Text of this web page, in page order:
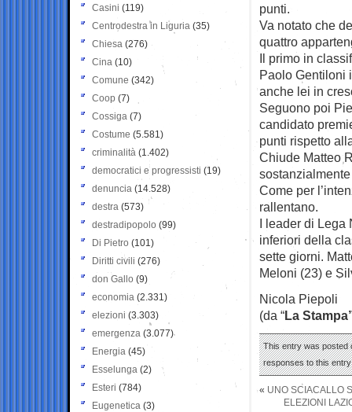
punti.
Va notato che
quattro
Il primo in
Paolo Gentiloni
anche lei in
Seguono poi
candidato
punti rispetto
Chiude Matteo
Come per
rallentano.
I leader di Lega
inferiori della
sette giorni.
Meloni (23) e
Nicola Piepoli
(da “La
This entry was posted
responses to this
« UNO SCIACALLO
ELEZIONI
Casini (119)
Centrodestra in Liguria (35)
Chiesa (276)
Cina (10)
Comune (342)
Coop (7)
Cossiga (7)
Costume (5.581)
criminalità (1.402)
democratici e progressisti (19)
denuncia (14.528)
destra (573)
destradipopolo (99)
Di Pietro (101)
Diritti civili (276)
don Gallo (9)
economia (2.331)
elezioni (3.303)
emergenza (3.077)
Energia (45)
Esselunga (2)
Esteri (784)
Eugenetica (3)